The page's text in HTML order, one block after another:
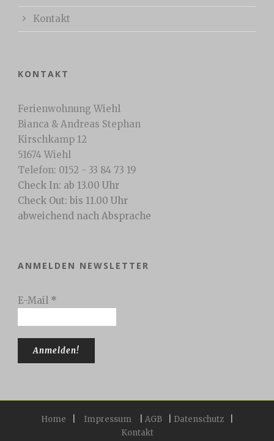
Kontakt
KONTAKT
Ferienwohnung Wiehl
Bianca & Andreas Stephan
Kirschkamp 12
51674 Wiehl
Telefon: 0152 - 33 84 73 19
Check In: ab 13.00 Uhr
Check Out: bis 11.00 Uhr
abweichend nach Absprache
ANMELDEN NEWSLETTER
E-Mail *
Home Impressum AGB Datenschutz
Kontakt